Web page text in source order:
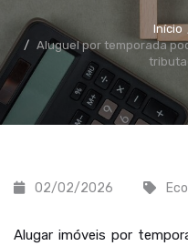
Início
Aluguel por temporada
02/02/2026
Alugar imóveis por